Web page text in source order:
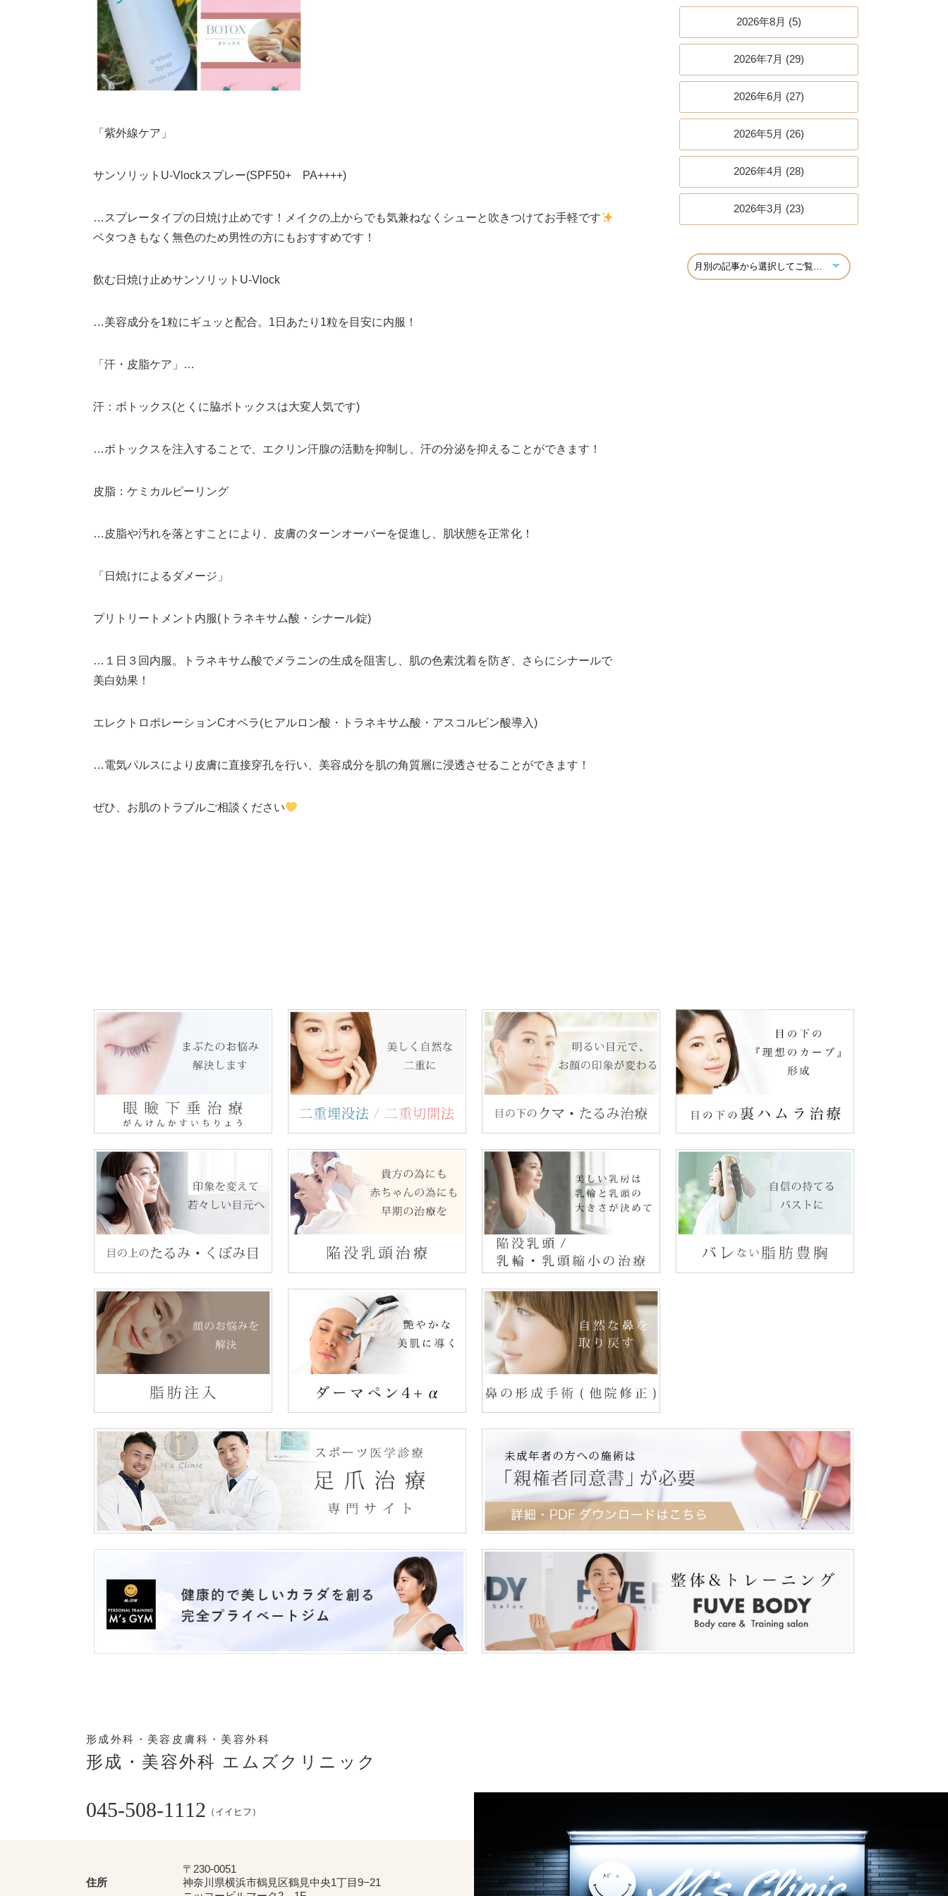
「紫外線ケア」
サンソリットU-Vlockスプレー(SPF50+ PA++++)
…スプレータイプの日焼け止めです！メイクの上からでも気兼ねなくシューと吹きつけてお手軽です
ベタつきもなく無色のため男性の方にもおすすめです！
飲む日焼け止めサンソリットU-Vlock
…美容成分を1粒にギュッと配合。1日あたり1粒を目安に内服！
「汗・皮脂ケア」…
汗：ボトックス(とくに脇ボトックスは大変人気です)
…ボトックスを注入することで、エクリン汗腺の活動を抑制し、汗の分泌を抑えることができます！
皮脂：ケミカルピーリング
…皮脂や汚れを落とすことにより、皮膚のターンオーバーを促進し、肌状態を正常化！
「日焼けによるダメージ」
プリトリートメント内服(トラネキサム酸・シナール錠)
…１日３回内服。トラネキサム酸でメラニンの生成を阻害し、肌の色素沈着を防ぎ、さらにシナールで
美白効果！
エレクトロポレーションCオペラ(ヒアルロン酸・トラネキサム酸・アスコルビン酸導入)
…電気パルスにより皮膚に直接穿孔を行い、美容成分を肌の角質層に浸透させることができます！
ぜひ、お肌のトラブルご相談ください
2026年8月 (5)
2026年7月 (29)
2026年6月 (27)
2026年5月 (26)
2026年4月 (28)
2026年3月 (23)
形成外科・美容皮膚科・美容外科
形成・美容外科 エムズクリニック
045-508-1112 （イイヒフ）
住所
〒230-0051
神奈川県横浜市鶴見区鶴見中央1丁目9−21